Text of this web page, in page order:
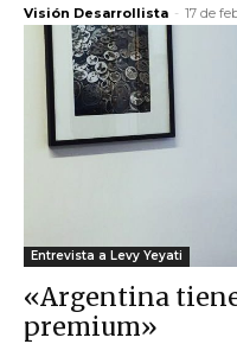
Visión Desarrollista - 17 de
Entrevista a Levy Yeyati
«Argentina
premium»